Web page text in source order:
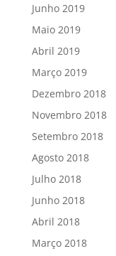
Junho 2019
Maio 2019
Abril 2019
Março 2019
Dezembro 2018
Novembro 2018
Setembro 2018
Agosto 2018
Julho 2018
Junho 2018
Abril 2018
Março 2018